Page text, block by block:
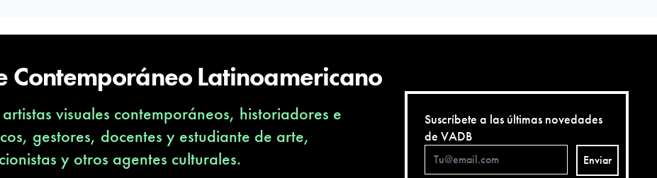
Contemporáneo Latinoamericano
visuales contemporáneos, historiadores e
gestores, docentes y estudiante de arte,
y otros agentes culturales.
Suscríbete a las últimas novedades
de VADB
Enviar